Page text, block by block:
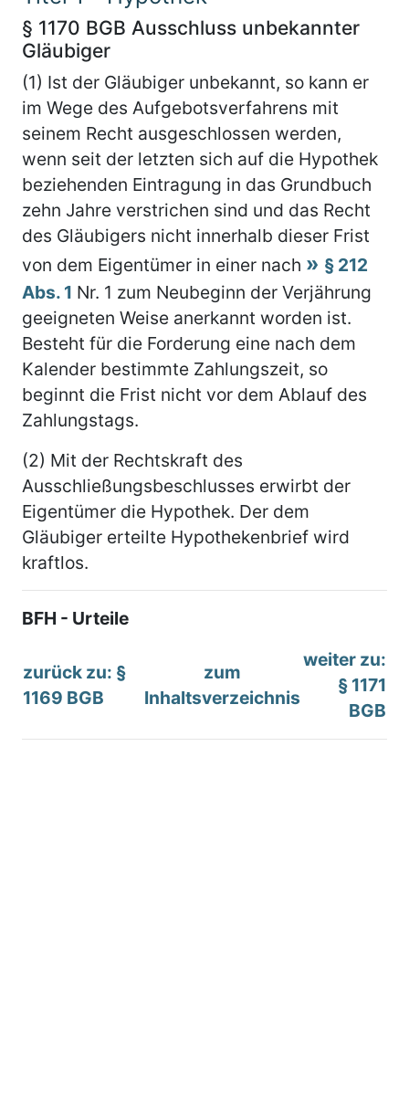
§ 1170 BGB Ausschluss unbekannter
Gläubiger
(1) Ist der Gläubiger unbekannt, so kann er
im Wege des Aufgebotsverfahrens mit
seinem Recht ausgeschlossen werden,
wenn seit der letzten sich auf die Hypothek
beziehenden Eintragung in das Grundbuch
zehn Jahre verstrichen sind und das Recht
des Gläubigers nicht innerhalb dieser Frist
von dem Eigentümer in einer nach
§ 212
Abs. 1 Nr. 1 zum Neubeginn der Verjährung
geeigneten Weise anerkannt worden ist.
Besteht für die Forderung eine nach dem
Kalender bestimmte Zahlungszeit, so
beginnt die Frist nicht vor dem Ablauf des
Zahlungstags.
(2) Mit der Rechtskraft des
Ausschließungsbeschlusses erwirbt der
Eigentümer die Hypothek. Der dem
Gläubiger erteilte Hypothekenbrief wird
kraftlos.
BFH - Urteile
zurück zu: §
1169 BGB
zum
Inhaltsverzeichnis
weiter zu:
§ 1171
BGB